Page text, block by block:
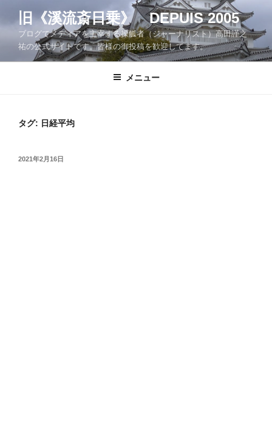
ツ
旧《溪流斎日乗》 DEPUIS 2005
ブログでメディアを主宰する操觚者（ジャーナリスト）高田謹之
祐の公式サイトです。皆様の御投稿を歓迎してます。
メニュー
タグ: 日経平均
投
2021年2月16日